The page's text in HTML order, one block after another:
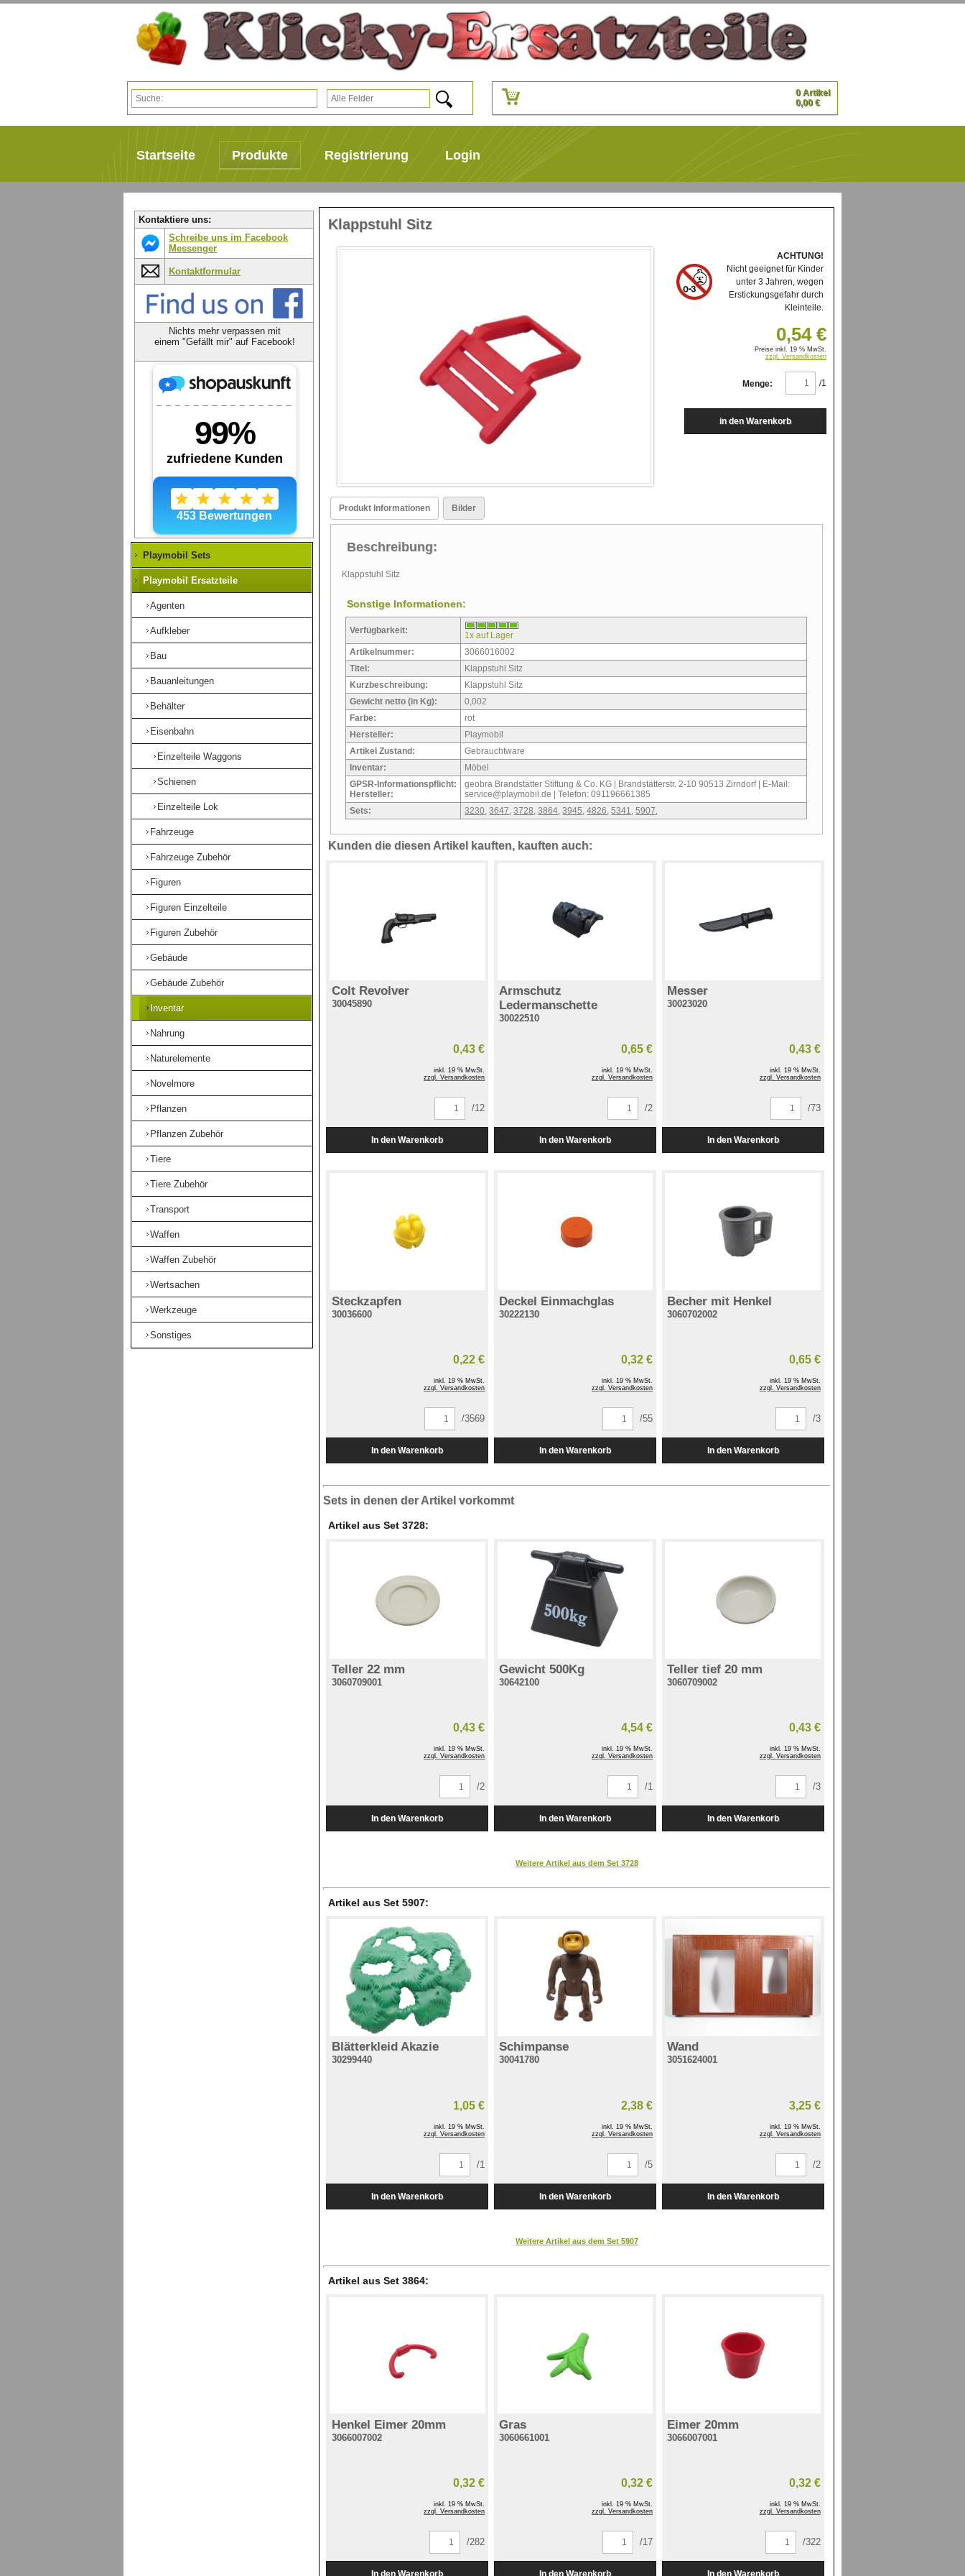
0 Artikel
0,00 €
Startseite Produkte Registrierung Login
Klappstuhl Sitz
ACHTUNG!
Nicht geeignet für Kinder
unter 3 Jahren, wegen
Erstickungsgefahr durch
Kleinteile.
0,54 €
Preise inkl. 19 % MwSt.
zzgl. Versandkosten
Menge: /1
Produkt Informationen Bilder
Beschreibung:
Klappstuhl Sitz
Sonstige Informationen:
Verfügbarkeit:
1x auf Lager
Artikelnummer:
3066016002
Titel:
Klappstuhl Sitz
Kurzbeschreibung:
Klappstuhl Sitz
Gewicht netto (in Kg):
0,002
Farbe:
rot
Hersteller:
Playmobil
Artikel Zustand:
Gebrauchtware
Inventar:
Möbel
GPSR-Informationspflicht:
Hersteller:
geobra Brandstätter Stiftung & Co. KG | Brandstätterstr. 2-10 90513 Zirndorf | E-Mail:
service@playmobil.de | Telefon: 091196661385
Sets:
3230,3647,3728,3864,3945,4826,5341,5907,
Kunden die diesen Artikel kauften, kauften auch:
Colt Revolver
30045890
0,43 €
inkl. 19 % MwSt.
zzgl. Versandkosten
/12
Armschutz
Ledermanschette
30022510
0,65 €
inkl. 19 % MwSt.
zzgl. Versandkosten
/2
Messer
30023020
0,43 €
inkl. 19 % MwSt.
zzgl. Versandkosten
/73
Steckzapfen
30036600
0,22 €
inkl. 19 % MwSt.
zzgl. Versandkosten
/3569
Deckel Einmachglas
30222130
0,32 €
inkl. 19 % MwSt.
zzgl. Versandkosten
/55
Becher mit Henkel
3060702002
0,65 €
inkl. 19 % MwSt.
zzgl. Versandkosten
/3
Sets in denen der Artikel vorkommt
Artikel aus Set 3728:
Teller 22 mm
3060709001
0,43 €
inkl. 19 % MwSt.
zzgl. Versandkosten
/2
Gewicht 500Kg
30642100
4,54 €
inkl. 19 % MwSt.
zzgl. Versandkosten
/1
Teller tief 20 mm
3060709002
0,43 €
inkl. 19 % MwSt.
zzgl. Versandkosten
/3
Weitere Artikel aus dem Set 3728
Artikel aus Set 5907:
Blätterkleid Akazie
30299440
1,05 €
inkl. 19 % MwSt.
zzgl. Versandkosten
/1
Schimpanse
30041780
2,38 €
inkl. 19 % MwSt.
zzgl. Versandkosten
/5
Wand
3051624001
3,25 €
inkl. 19 % MwSt.
zzgl. Versandkosten
/2
Weitere Artikel aus dem Set 5907
Artikel aus Set 3864:
Henkel Eimer 20mm
3066007002
0,32 €
inkl. 19 % MwSt.
zzgl. Versandkosten
/282
Gras
3060661001
0,32 €
inkl. 19 % MwSt.
zzgl. Versandkosten
/17
Eimer 20mm
3066007001
0,32 €
inkl. 19 % MwSt.
zzgl. Versandkosten
/322
Kontaktiere uns:
Schreibe uns im Facebook
Messenger
Kontaktformular
Nichts mehr verpassen mit
einem "Gefällt mir" auf Facebook!
Playmobil Sets
Playmobil Ersatzteile
Agenten
Aufkleber
Bau
Bauanleitungen
Behälter
Eisenbahn
Einzelteile Waggons
Schienen
Einzelteile Lok
Fahrzeuge
Fahrzeuge Zubehör
Figuren
Figuren Einzelteile
Figuren Zubehör
Gebäude
Gebäude Zubehör
Inventar
Nahrung
Naturelemente
Novelmore
Pflanzen
Pflanzen Zubehör
Tiere
Tiere Zubehör
Transport
Waffen
Waffen Zubehör
Wertsachen
Werkzeuge
Sonstiges